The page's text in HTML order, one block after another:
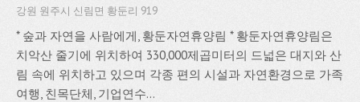
강원 원주시 신림면 황둔리 919
* 숲과 자연을 사람에게, 황둔자연휴양림 * 황둔자연휴양림은
치악산 줄기에 위치하여 330,000제곱미터의 드넓은 대지와 산
림 속에 위치하고 있으며 각종 편의 시설과 자연환경으로 가족
여행, 친목단체, 기업연수...